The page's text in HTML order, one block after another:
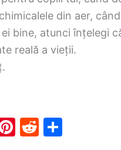
din aer,
bine, atunci înțelegi
reală a vieții.
Pi R